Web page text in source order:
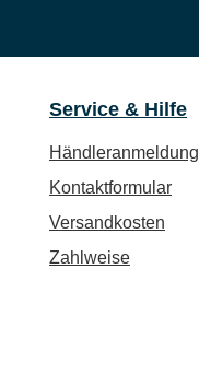
Service & Hilfe
Händleranmeldung
Kontaktformular
Versandkosten
Zahlweise